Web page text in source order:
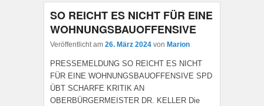
SO REICHT ES NICHT FÜR EINE
WOHNUNGSBAUOFFENSIVE
Veröffentlicht am 26. März 2024 von Marion
PRESSEMELDUNG SO REICHT ES NICHT
FÜR EINE WOHNUNGSBAUOFFENSIVE SPD
ÜBT SCHARFE KRITIK AN
OBERBÜRGERMEISTER DR. KELLER Die